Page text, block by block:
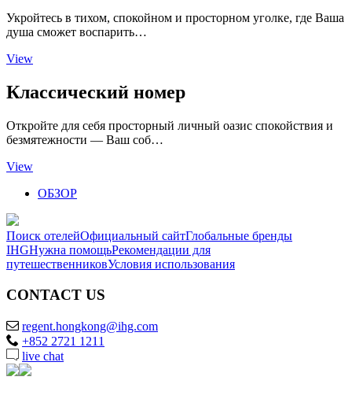
Укройтесь в тихом, спокойном и просторном уголке, где Ваша
душа сможет воспарить…
View
Классический номер
Откройте для себя просторный личный оазис спокойствия и
безмятежности — Ваш соб…
View
ОБЗОР
Поиск отелейОфициальный сайтГлобальные бренды
IHGНужна помощьРекомендации для
путешественниковУсловия использования
CONTACT US
regent.hongkong@ihg.com
+852 2721 1211
live chat